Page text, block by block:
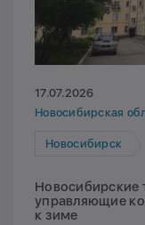
17.07.2026
Новосибирская
Новосибирск
Новосибирские
управляющие
к зиме